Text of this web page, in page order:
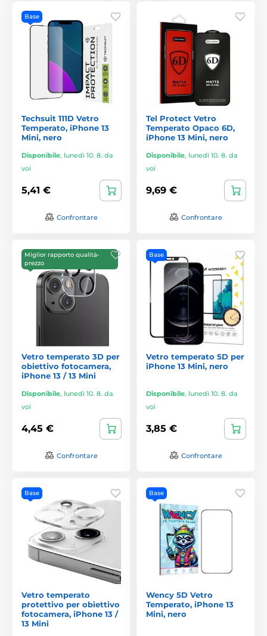
Base
Techsuit 111D Vetro
Temperato, iPhone 13
Mini, nero
Disponibile, lunedì 10. 8. da
voi
5,41 €
Confrontare
Tel Protect Vetro
Temperato Opaco 6D,
iPhone 13 Mini, nero
Disponibile, lunedì 10. 8. da
voi
9,69 €
Confrontare
Miglior rapporto qualità-
prezzo
Vetro temperato 3D per
obiettivo fotocamera,
iPhone 13 / 13 Mini
Disponibile, lunedì 10. 8. da
voi
4,45 €
Confrontare
Base
Vetro temperato 5D per
iPhone 13 Mini, nero
Disponibile, lunedì 10. 8. da
voi
3,85 €
Confrontare
Base
Vetro temperato
protettivo per obiettivo
fotocamera, iPhone 13 /
13 Mini
Base
Wency 5D Vetro
Temperato, iPhone 13
Mini, nero